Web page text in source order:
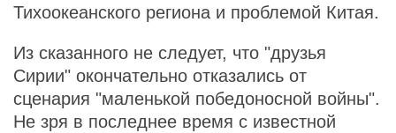
Тихоокеанского региона и проблемой Китая.
Из сказанного не следует, что "друзья
Сирии" окончательно отказались от
сценария "маленькой победоносной войны".
Не зря в последнее время с известной